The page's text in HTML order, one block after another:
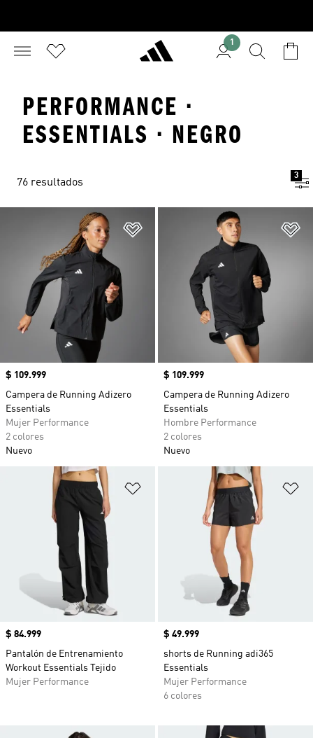
1
PERFORMANCE ·
ESSENTIALS · NEGRO
76 resultados
3
Añadir a la lista de deseos
Precio
$ 109.999
Campera de Running Adizero
Essentials
Mujer Performance
2 colores
Nuevo
Precio
$ 109.999
Campera de Running Adizero
Essentials
Hombre Performance
2 colores
Nuevo
Añadir a la lista de deseos
Precio
$ 84.999
Pantalón de Entrenamiento
Workout Essentials Tejido
Mujer Performance
Precio
$ 49.999
shorts de Running adi365
Essentials
Mujer Performance
6 colores